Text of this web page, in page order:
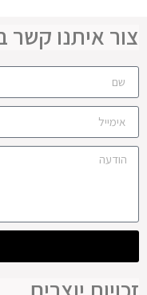
צור איתנו קשר